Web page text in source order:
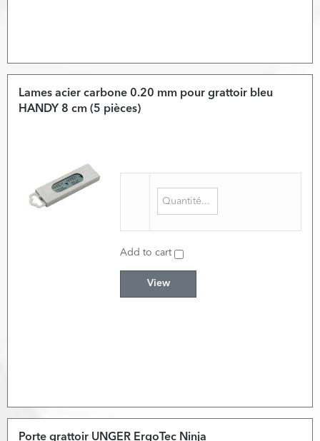
Lames acier carbone 0.20 mm pour grattoir bleu
HANDY 8 cm (5 pièces)
Add to cart
View
Porte grattoir UNGER ErgoTec Ninja